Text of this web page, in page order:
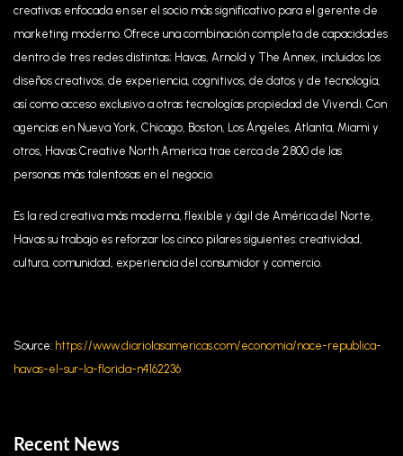
creativas enfocada en ser el socio más significativo para el gerente de
marketing moderno. Ofrece una combinación completa de capacidades
dentro de tres redes distintas; Havas, Arnold y The Annex, incluidos los
diseños creativos, de experiencia, cognitivos, de datos y de tecnología,
así como acceso exclusivo a otras tecnologías propiedad de Vivendi. Con
agencias en Nueva York, Chicago, Boston, Los Ángeles, Atlanta, Miami y
otros, Havas Creative North America trae cerca de 2.800 de las
personas más talentosas en el negocio.
Es la red creativa más moderna, flexible y ágil de América del Norte,
Havas su trabajo es reforzar los cinco pilares siguientes: creatividad,
cultura, comunidad, experiencia del consumidor y comercio.
Source: https://www.diariolasamericas.com/economia/nace-republica-
havas-el-sur-la-florida-n4162236
Recent News